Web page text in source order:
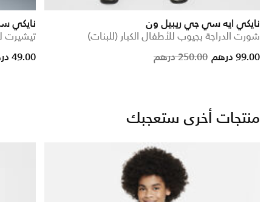
نايكي ايه سي جي ريبيل ون
شورت الدراجة بجيوب للأطفال الكبار (للبنات)
Price reduced from
250.00 درهم
to 99.00 درهم
نايكي
تيشيرت
reduced from
to
49.00 درهم
منتجات أخرى ستعجبك